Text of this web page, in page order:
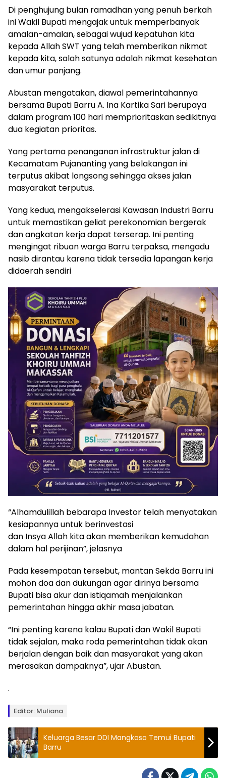
Di penghujung bulan ramadhan yang penuh berkah
ini Wakil Bupati mengajak untuk memperbanyak
amalan-amalan, sebagai wujud kepatuhan kita
kepada Allah SWT yang telah memberikan nikmat
kepada kita, salah satunya adalah nikmat kesehatan
dan umur panjang.
Abustan mengatakan, diawal pemerintahannya
bersama Bupati Barru A. Ina Kartika Sari berupaya
dalam program 100 hari memprioritaskan sedikitnya
dua kegiatan prioritas.
Yang pertama penanganan infrastruktur jalan di
Kecamatam Pujananting yang belakangan ini
terputus akibat longsong sehingga akses jalan
masyarakat terputus.
Yang kedua, mengakselerasi Kawasan Industri Barru
untuk memastikan geliat perekonomian bergerak
dan angkatan kerja dapat terserap. Ini penting
mengingat ribuan warga Barru terpaksa, mengadu
nasib dirantau karena tidak tersedia lapangan kerja
didaerah sendiri
“Alhamdulillah bebarapa Investor telah menyatakan
kesiapannya untuk berinvestasi
dan Insya Allah kita akan memberikan kemudahan
dalam hal perijinan”, jelasnya
Pada kesempatan tersebut, mantan Sekda Barru ini
mohon doa dan dukungan agar dirinya bersama
Bupati bisa akur dan istiqamah menjalankan
pemerintahan hingga akhir masa jabatan.
“Ini penting karena kalau Bupati dan Wakil Bupati
tidak sejalan, maka roda pemerintahan tidak akan
berjalan dengan baik dan masyarakat yang akan
merasakan dampaknya”, ujar Abustan.
.
Editor: Muliana
Keluarga Besar DDI Mangkoso Temui Bupati
Barru